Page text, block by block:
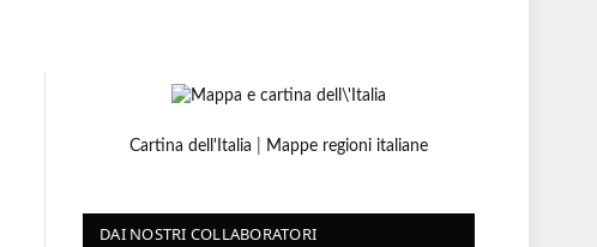
Cartina dell'Italia Mappe regioni italiane
DAI NOSTRI COLLABORATORI